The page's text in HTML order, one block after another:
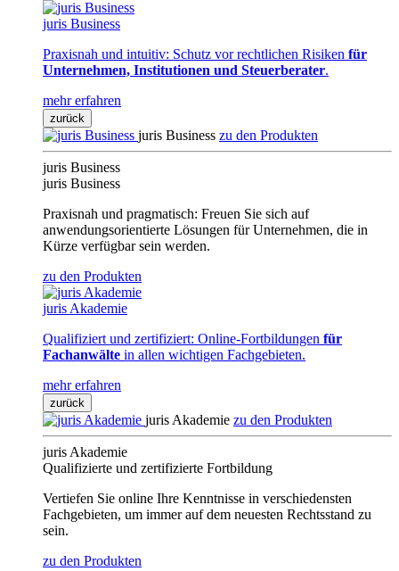
juris Business
Praxisnah und intuitiv: Schutz vor rechtlichen Risiken für
Unternehmen, Institutionen und Steuerberater.
mehr erfahren
zurück
juris Business zu den Produkten
juris Business
juris Business
Praxisnah und pragmatisch: Freuen Sie sich auf
anwendungsorientierte Lösungen für Unternehmen, die in
Kürze verfügbar sein werden.
zu den Produkten
juris Akademie
Qualifiziert und zertifiziert: Online-Fortbildungen für
Fachanwälte in allen wichtigen Fachgebieten.
mehr erfahren
zurück
juris Akademie zu den Produkten
juris Akademie
Qualifizierte und zertifizierte Fortbildung
Vertiefen Sie online Ihre Kenntnisse in verschiedensten
Fachgebieten, um immer auf dem neuesten Rechtsstand zu
sein.
zu den Produkten